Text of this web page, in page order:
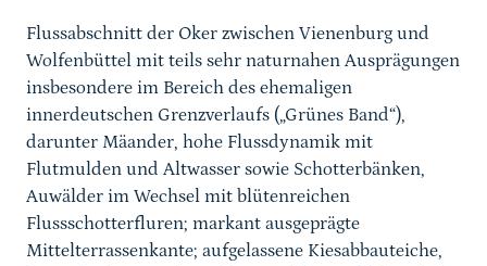
Flussabschnitt der Oker zwischen Vienenburg und
Wolfenbüttel mit teils sehr naturnahen Ausprägungen
insbesondere im Bereich des ehemaligen
innerdeutschen Grenzverlaufs („Grünes Band“),
darunter Mäander, hohe Flussdynamik mit
Flutmulden und Altwasser sowie Schotterbänken,
Auwälder im Wechsel mit blütenreichen
Flussschotterfluren; markant ausgeprägte
Mittelterrassenkante; aufgelassene Kiesabbauteiche,